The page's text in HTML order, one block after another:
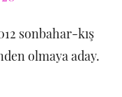
sonbahar-kış
olmaya aday.